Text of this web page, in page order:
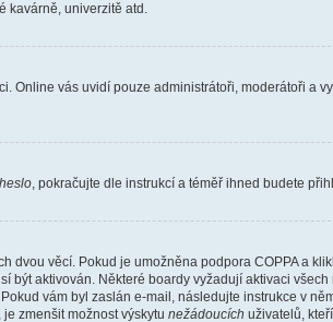
kavárně, univerzitě atd.
Online vás uvidí pouze administrátoři, moderátoři a
, pokračujte dle instrukcí a téměř ihned budete
dvou věcí. Pokud je umožněna podpora COPPA a
být aktivován. Některé boardy vyžadují aktivaci všech
vám byl zaslán e-mail, následujte instrukce v
zmenšit možnost výskytu nežádoucích uživatelů,